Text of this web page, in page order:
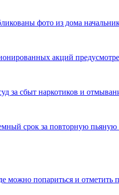
фото из дома
акций
за сбыт наркотиков и
срок за повторную пьяную
можно попариться и отметить